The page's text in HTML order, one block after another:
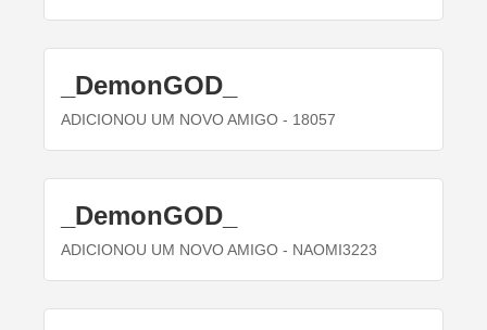
_DemonGOD_
ADICIONOU UM NOVO AMIGO - 18057
_DemonGOD_
ADICIONOU UM NOVO AMIGO - NAOMI3223